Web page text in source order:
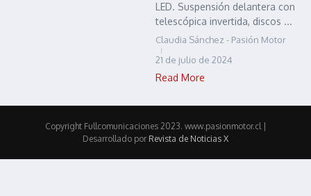
LED. Suspensión delantera con
telescópica invertida, discos ...
Claudia Sánchez - Pasión Motor
21 de julio de 2024
Read More
Copyright Fullcomunicaciones 2023. www.pasionmotor.cl |
Desarrollado por Revista de Noticias X